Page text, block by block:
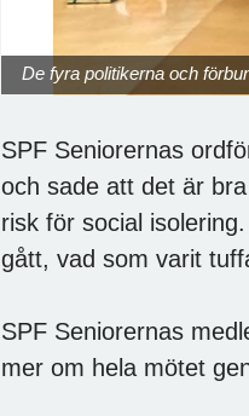
De fyra politikerna och
SPF Seniorernas
och sade att det är
risk för social
gått, vad som varit
SPF Seniorernas
mer om hela mötet